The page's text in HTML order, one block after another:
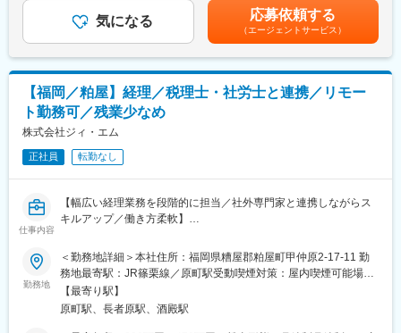
■研修制度：
入社後は商品・機械のOffJTと、営業OJTにより一から専門知識を
学んでいただきますので業界未経験の方もご安心ください。
※業界未経験入社者が99％
【目標について】前期の売上、顧客状況を鑑み決定します。
■組織構成：
久留米店は12名(50代4名/40代2名/30代3名/20代3名)、うち 営業
は男性7名・女性2名在籍しています。
変更の範囲：会社の定める業務
◆業務内容（アフターサービス専任の技術職）
歯科医院・歯科技工所に対し、歯科用機器の保守点検・修理対応
・歯科医院・技工所の修理対応、請求業務
・営業社員との同行サポート（二次対応）
・部品・貸し出し機材（代品）の管理
※社用車・工具一式は貸与
訪問スケジュールは、「昼休み指定の歯科医院」から優先的に登
録し、スケジュールを組みます。
・社外業務：6割（訪問）
・社内業務：4割（修理準備・報告・代品管理など）
▼スケジュール例
08:40 出社・メール確認・訪問準備
的手当として「家族手当」■資格等級に応じて「職務／役付手当」
■休日出勤に対して「休日出勤手当」■賃金締切日：毎月15日■賃
金支払日：当月25日■昇給：金額1月あたり1,000円～6,000円（前
年度実績） ■賞与：年2回／初年度は1.3ヶ月分賃金はあくまでも
目安の金額であり、選考を通じて上下する可能性があります。月
給(月額)は固定手当を含めた表記です。
気になる 応募依頼する
（エージェントサービス）
【福岡／粕屋】経理／税理士・社労士と連携／リモー
ト勤務可／残業少なめ
株式会社ジィ・エム
正社員 転勤なし
仕事内容
【幅広い経理業務を段階的に担当／社外専門家と連携しながらス
キルアップ／働き方柔軟】
当社の経理担当として、入社直後は基礎的な業務からスタート
し、段階的に日次・月次・年次の経理業務をお任せします。社労
士や税理士と連携しながら、安心して業務を進めていただける環
境です。将来的には資金繰り管理や経理業務の効率化など幅広い
業務に携わることが可能です。
勤務地
＜勤務地詳細＞本社住所：福岡県糟屋郡粕屋町甲仲原2-17-11 勤
務地最寄駅：JR篠栗線／原町駅受動喫煙対策：屋内喫煙可能場所
あり変更の範囲：会社の定める事業所
【最寄り駅】
原町駅、長者原駅、酒殿駅